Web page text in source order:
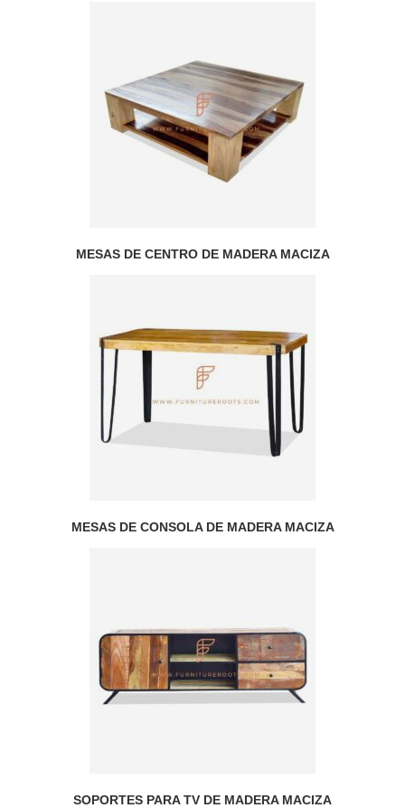
MESAS DE CENTRO DE MADERA MACIZA
MESAS DE CONSOLA DE MADERA MACIZA
SOPORTES PARA TV DE MADERA MACIZA